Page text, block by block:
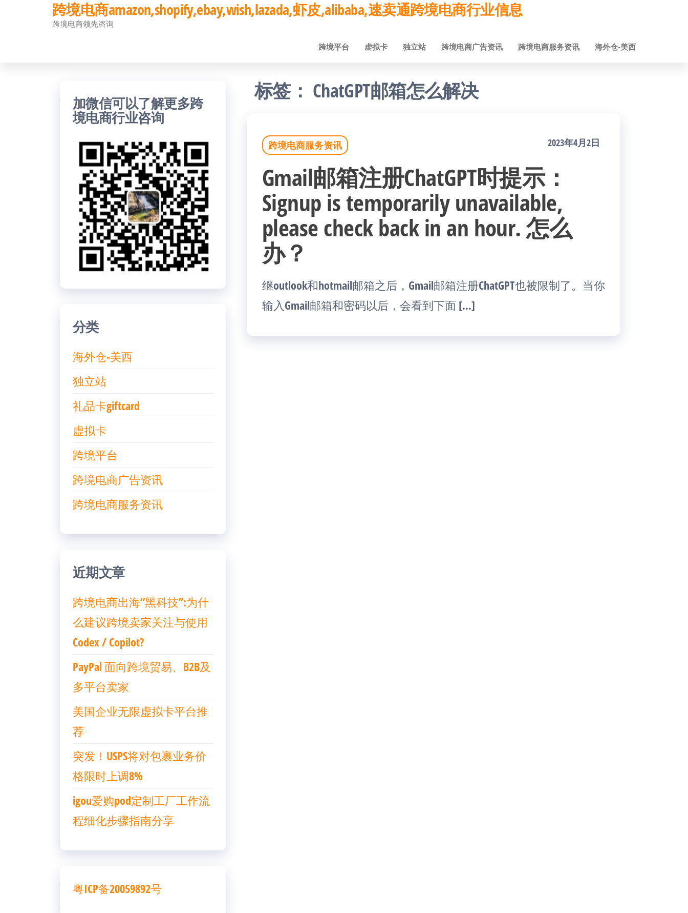
跨境电商amazon,shopify,ebay,wish,lazada,虾皮,alibaba,速卖通跨境电商行业信息
跨境电商领先咨询
跨境平台 虚拟卡 独立站 跨境电商广告资讯 跨境电商服务资讯 海外仓-美西
标签： ChatGPT邮箱怎么解决
跨境电商服务资讯 2023年4月2日
Gmail邮箱注册ChatGPT时提示：
Signup is temporarily unavailable,
please check back in an hour. 怎么
办？
继outlook和hotmail邮箱之后，Gmail邮箱注册ChatGPT也被限制了。当你
输入Gmail邮箱和密码以后，会看到下面 […]
加微信可以了解更多跨
境电商行业咨询
分类
海外仓-美西
独立站
礼品卡giftcard
虚拟卡
跨境平台
跨境电商广告资讯
跨境电商服务资讯
近期文章
跨境电商出海“黑科技”:为什
么建议跨境卖家关注与使用
Codex / Copilot?
PayPal 面向跨境贸易、B2B及
多平台卖家
美国企业无限虚拟卡平台推
荐
突发！USPS将对包裹业务价
格限时上调8%
igou爱购pod定制工厂工作流
程细化步骤指南分享
粤ICP备20059892号